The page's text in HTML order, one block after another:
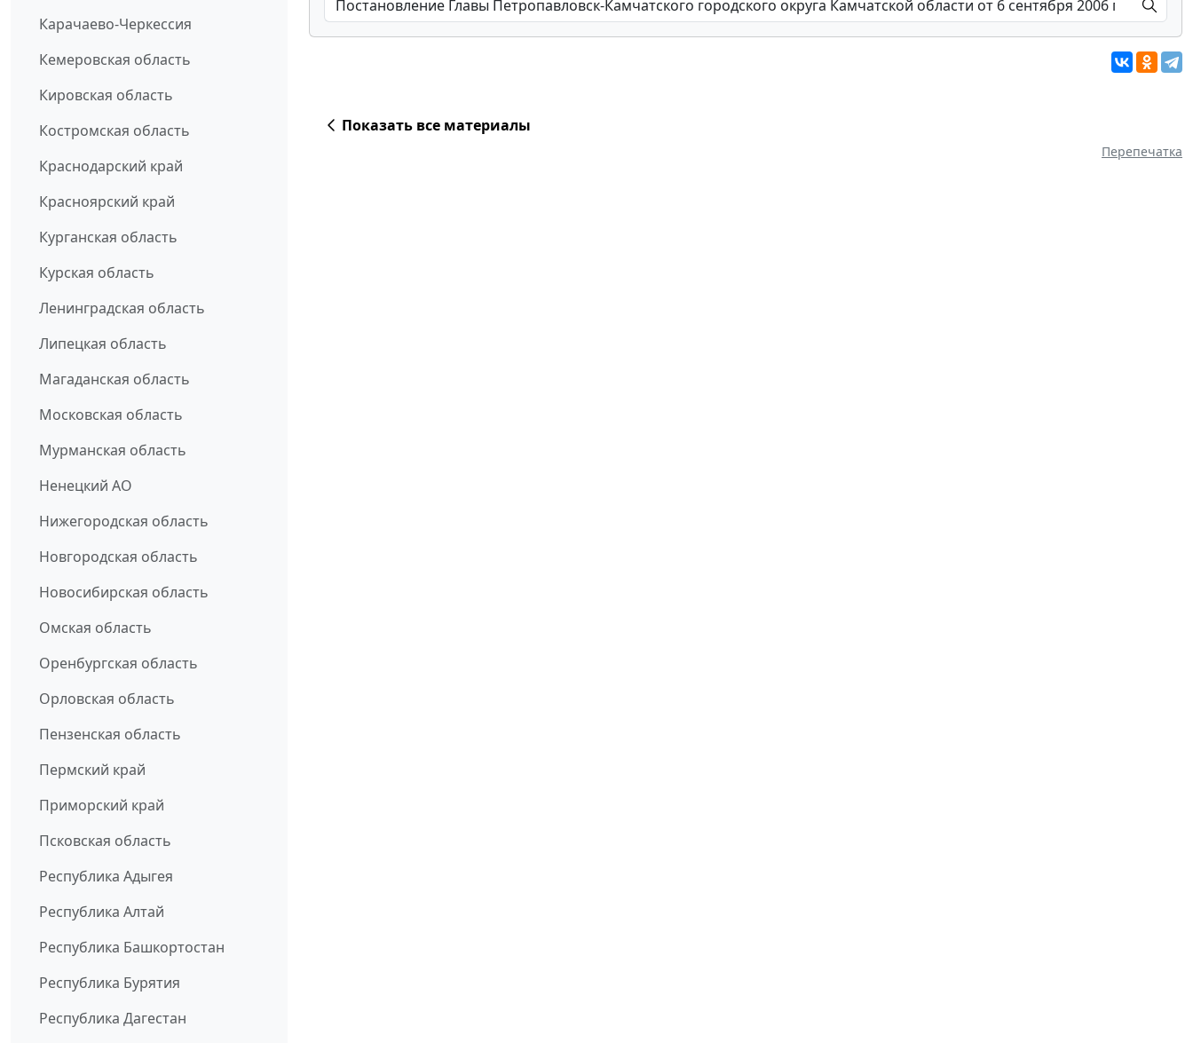
Карачаево-Черкессия
Кемеровская область
Кировская область
Костромская область
Краснодарский край
Красноярский край
Курганская область
Курская область
Ленинградская область
Липецкая область
Магаданская область
Московская область
Мурманская область
Ненецкий АО
Нижегородская область
Новгородская область
Новосибирская область
Омская область
Оренбургская область
Орловская область
Пензенская область
Пермский край
Приморский край
Псковская область
Республика Адыгея
Республика Алтай
Республика Башкортостан
Республика Бурятия
Республика Дагестан
Показать все материалы
Перепечатка